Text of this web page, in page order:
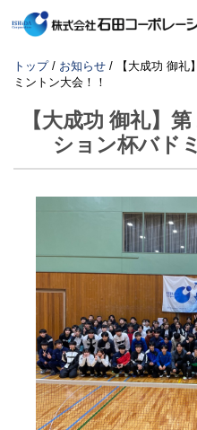
このページの本文へ
現
在
置：
トップ/ お知らせ /
【大成功 御
ミントン大会！！
【大成功 御礼】
ション杯バド